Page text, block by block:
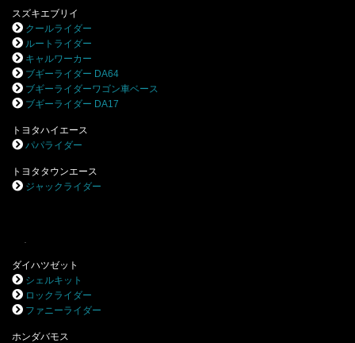
スズキエブリイ
クールライダー
ルートライダー
キャルワーカー
ブギーライダー DA64
ブギーライダーワゴン車ベース
ブギーライダー DA17
トヨタハイエース
パパライダー
トヨタタウンエース
ジャックライダー
ダイハツゼット
シェルキット
ロックライダー
ファニーライダー
ホンダバモス